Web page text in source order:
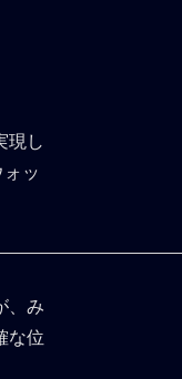
現し
ッ
、み
な位